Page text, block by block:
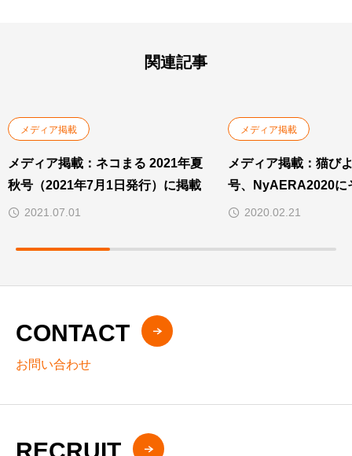
関連記事
メディア掲載
メディア掲載：ネコまる 2021年夏
秋号（2021年7月1日発行）に掲載
2021.07.01
メディア掲載
メディア掲載：猫び
号、NyAERA2020に
2020.02.21
CONTACT
お問い合わせ
RECRUIT